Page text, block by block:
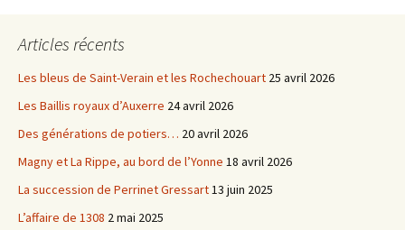
Articles récents
Les bleus de Saint-Verain et les Rochechouart 25 avril 2026
Les Baillis royaux d’Auxerre 24 avril 2026
Des générations de potiers… 20 avril 2026
Magny et La Rippe, au bord de l’Yonne 18 avril 2026
La succession de Perrinet Gressart13 juin 2025
L’affaire de 1308 2 mai 2025